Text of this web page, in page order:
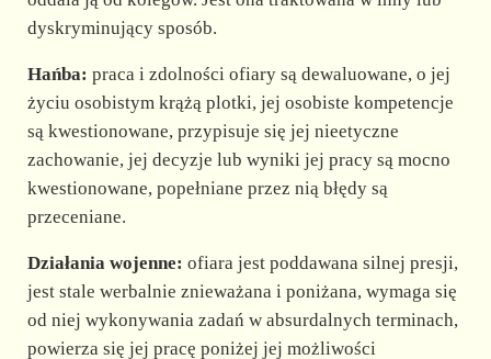
dyskryminujący sposób.
Hańba: praca i zdolności ofiary są dewaluowane, o jej
życiu osobistym krążą plotki, jej osobiste kompetencje
są kwestionowane, przypisuje się jej nieetyczne
zachowanie, jej decyzje lub wyniki jej pracy są mocno
kwestionowane, popełniane przez nią błędy są
przeceniane.
Działania wojenne: ofiara jest poddawana silnej presji,
jest stale werbalnie znieważana i poniżana, wymaga się
od niej wykonywania zadań w absurdalnych terminach,
powierza się jej pracę poniżej jej możliwości